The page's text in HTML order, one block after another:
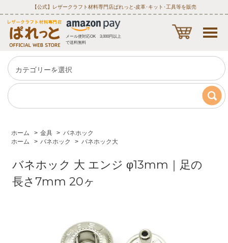
【公式】レザークラフト材料専門店ぱれっと‐皮革･キット･工具等を販売
メール便対応OK 3,000円以上
で送料無料
ホーム > 金具 > バネホック
ホーム
> バネホック > バネホック大
バネホック 大 エンジ φ13mm｜足の
長さ7mm 20ヶ